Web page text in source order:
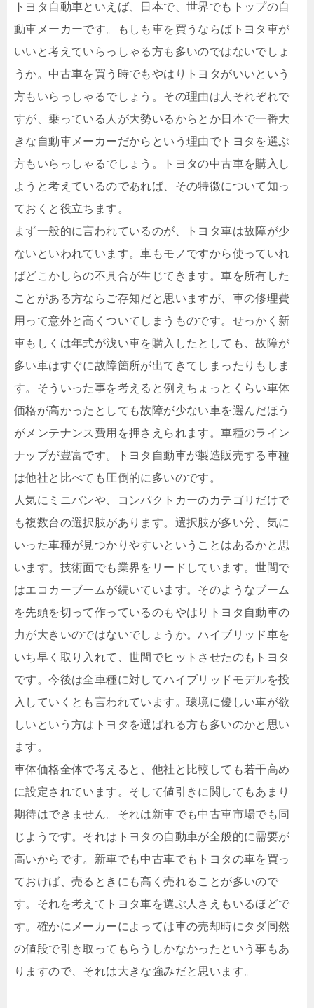
トヨタ自動車といえば、日本で、世界でもトップの自
動車メーカーです。もしも車を買うならばトヨタ車が
いいと考えていらっしゃる方も多いのではないでしょ
うか。中古車を買う時でもやはりトヨタがいいという
方もいらっしゃるでしょう。その理由は人それぞれで
すが、乗っている人が大勢いるからとか日本で一番大
きな自動車メーカーだからという理由でトヨタを選ぶ
方もいらっしゃるでしょう。トヨタの中古車を購入し
ようと考えているのであれば、その特徴について知っ
ておくと役立ちます。
まず一般的に言われているのが、トヨタ車は故障が少
ないといわれています。車もモノですから使っていれ
ばどこかしらの不具合が生じてきます。車を所有した
ことがある方ならご存知だと思いますが、車の修理費
用って意外と高くついてしまうものです。せっかく新
車もしくは年式が浅い車を購入したとしても、故障が
多い車はすぐに故障箇所が出てきてしまったりもしま
す。そういった事を考えると例えちょっとくらい車体
価格が高かったとしても故障が少ない車を選んだほう
がメンテナンス費用を押さえられます。車種のライン
ナップが豊富です。トヨタ自動車が製造販売する車種
は他社と比べても圧倒的に多いのです。
人気にミニバンや、コンパクトカーのカテゴリだけで
も複数台の選択肢があります。選択肢が多い分、気に
いった車種が見つかりやすいということはあるかと思
います。技術面でも業界をリードしています。世間で
はエコカーブームが続いています。そのようなブーム
を先頭を切って作っているのもやはりトヨタ自動車の
力が大きいのではないでしょうか。ハイブリッド車を
いち早く取り入れて、世間でヒットさせたのもトヨタ
です。今後は全車種に対してハイブリッドモデルを投
入していくとも言われています。環境に優しい車が欲
しいという方はトヨタを選ばれる方も多いのかと思い
ます。
車体価格全体で考えると、他社と比較しても若干高め
に設定されています。そして値引きに関してもあまり
期待はできません。それは新車でも中古車市場でも同
じようです。それはトヨタの自動車が全般的に需要が
高いからです。新車でも中古車でもトヨタの車を買っ
ておけば、売るときにも高く売れることが多いので
す。それを考えてトヨタ車を選ぶ人さえもいるほどで
す。確かにメーカーによっては車の売却時にタダ同然
の値段で引き取ってもらうしかなかったという事もあ
りますので、それは大きな強みだと思います。